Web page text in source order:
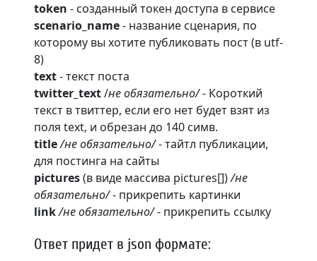
token - созданный токен доступа в сервисе
scenario_name- название сценария, по
которому вы хотите публиковать пост (в utf-
8)
text- текст поста
twitter_text/не обязательно/- Короткий
текст в твиттер, если его нет будет взят из
поля text, и обрезан до 140 симв.
title/не обязательно/- тайтл публикации,
для постинга на сайты
pictures(в виде массива pictures[])/не
обязательно/- прикрепить картинки
link/не обязательно/- прикрепить ссылку
Ответ придет в json формате: